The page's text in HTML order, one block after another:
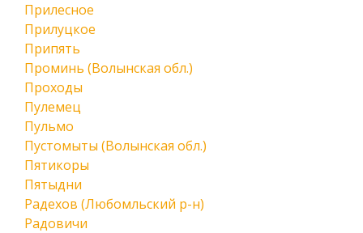
Прилесное
Прилуцкое
Припять
Проминь (Волынская обл.)
Проходы
Пулемец
Пульмо
Пустомыты (Волынская обл.)
Пятикоры
Пятыдни
Радехов (Любомльский р-н)
Радовичи